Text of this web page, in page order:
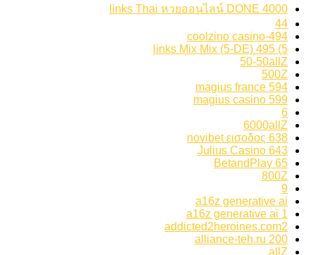
4000 links Thai หวยออนไลน์ DONE
44
494-coolzino casino
5) 495 links Mix Mix (5-DE)
50-50allZ
500Z
594 magius france
599 magius casino
6
6000allZ
638 novibet εισοδος
643 Julius Casino
65 BetandPlay
800Z
9
a16z generative ai
a16z generative ai 1
addicted2heroines.com2
alliance-teh.ru 200
allZ